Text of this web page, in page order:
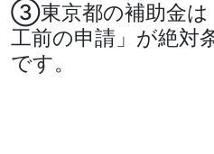
③東京都の補助金は
工前の申請」が絶対
です。